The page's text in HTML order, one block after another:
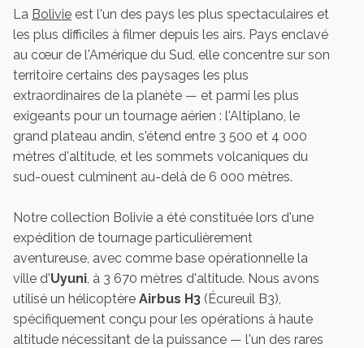
La Bolivie est l'un des pays les plus spectaculaires et
les plus difficiles à filmer depuis les airs. Pays enclavé
au cœur de l'Amérique du Sud, elle concentre sur son
territoire certains des paysages les plus
extraordinaires de la planète — et parmi les plus
exigeants pour un tournage aérien : l'Altiplano, le
grand plateau andin, s'étend entre 3 500 et 4 000
mètres d'altitude, et les sommets volcaniques du
sud-ouest culminent au-delà de 6 000 mètres.
Notre collection Bolivie a été constituée lors d'une
expédition de tournage particulièrement
aventureuse, avec comme base opérationnelle la
ville d'Uyuni, à 3 670 mètres d'altitude. Nous avons
utilisé un hélicoptère Airbus H3 (Écureuil B3),
spécifiquement conçu pour les opérations à haute
altitude nécessitant de la puissance — l'un des rares